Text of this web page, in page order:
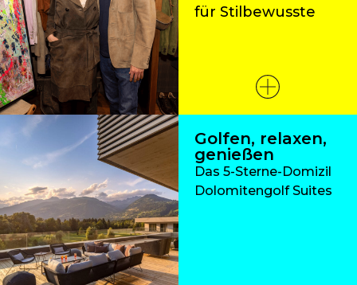
für Stilbewusste
Golfen, relaxen,
genießen
Das 5-Sterne-Domizil
Dolomitengolf Suites